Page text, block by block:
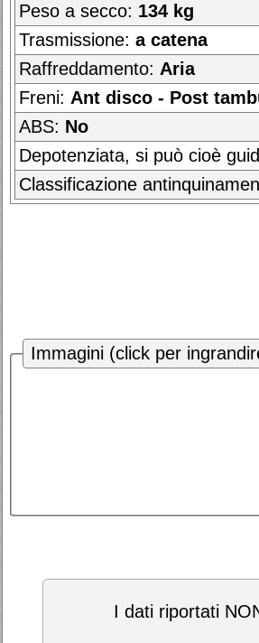
Peso a secco: 134 kg
Trasmissione: a catena
Raffreddamento: Aria
Freni: Ant disco - Post
ABS: No
Depotenziata, si può cioè
Classificazione
Immagini (click per
I dati riportati